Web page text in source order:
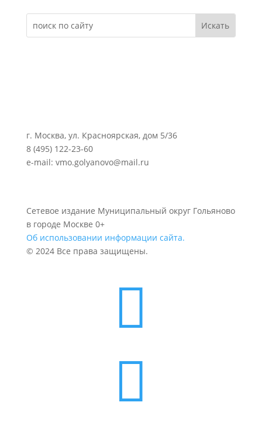
г. Москва, ул. Красноярская, дом 5/36
8 (495) 122-23-60
e-mail: vmo.golyanovo@mail.ru
Сетевое издание Муниципальный округ Гольяново
в городе Москве 0+
Об использовании информации сайта.
© 2024 Все права защищены.

